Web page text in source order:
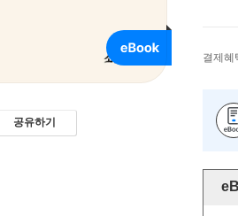
공유하기
결제혜